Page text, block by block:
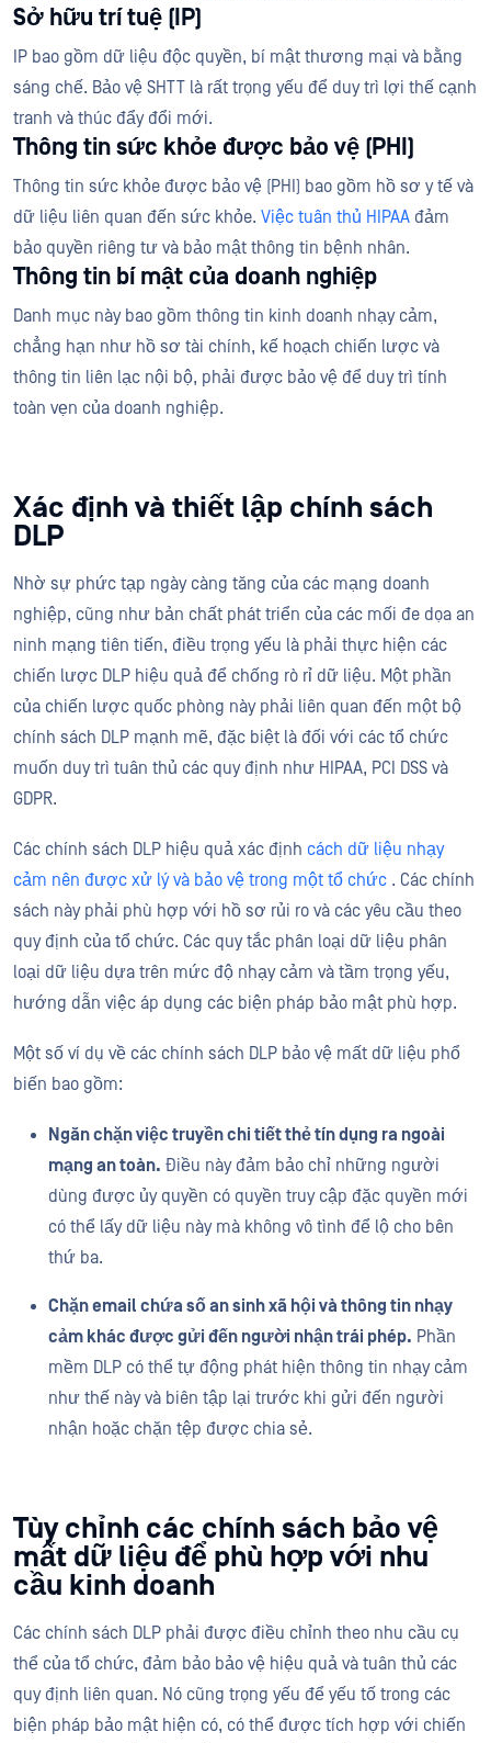
Sở hữu trí tuệ (IP)
IP bao gồm dữ liệu độc quyền, bí mật thương mại và bằng
sáng chế. Bảo vệ SHTT là rất trọng yếu để duy trì lợi thế cạnh
tranh và thúc đẩy đổi mới.
Thông tin sức khỏe được bảo vệ (PHI)
Thông tin sức khỏe được bảo vệ (PHI) bao gồm hồ sơ y tế và
dữ liệu liên quan đến sức khỏe. Việc tuân thủ HIPAA đảm
bảo quyền riêng tư và bảo mật thông tin bệnh nhân.
Thông tin bí mật của doanh nghiệp
Danh mục này bao gồm thông tin kinh doanh nhạy cảm,
chẳng hạn như hồ sơ tài chính, kế hoạch chiến lược và
thông tin liên lạc nội bộ, phải được bảo vệ để duy trì tính
toàn vẹn của doanh nghiệp.
Xác định và thiết lập chính sách
DLP
Nhờ sự phức tạp ngày càng tăng của các mạng doanh
nghiệp, cũng như bản chất phát triển của các mối đe dọa an
ninh mạng tiên tiến, điều trọng yếu là phải thực hiện các
chiến lược DLP hiệu quả để chống rò rỉ dữ liệu. Một phần
của chiến lược quốc phòng này phải liên quan đến một bộ
chính sách DLP mạnh mẽ, đặc biệt là đối với các tổ chức
muốn duy trì tuân thủ các quy định như HIPAA, PCI DSS và
GDPR.
Các chính sách DLP hiệu quả xác định cách dữ liệu nhạy
cảm nên được xử lý và bảo vệ trong một tổ chức . Các chính
sách này phải phù hợp với hồ sơ rủi ro và các yêu cầu theo
quy định của tổ chức. Các quy tắc phân loại dữ liệu phân
loại dữ liệu dựa trên mức độ nhạy cảm và tầm trọng yếu,
hướng dẫn việc áp dụng các biện pháp bảo mật phù hợp.
Một số ví dụ về các chính sách DLP bảo vệ mất dữ liệu phổ
biến bao gồm:
Ngăn chặn việc truyền chi tiết thẻ tín dụng ra ngoài
mạng an toàn. Điều này đảm bảo chỉ những người
dùng được ủy quyền có quyền truy cập đặc quyền mới
có thể lấy dữ liệu này mà không vô tình để lộ cho bên
thứ ba.
Chặn email chứa số an sinh xã hội và thông tin nhạy
cảm khác được gửi đến người nhận trái phép. Phần
mềm DLP có thể tự động phát hiện thông tin nhạy cảm
như thế này và biên tập lại trước khi gửi đến người
nhận hoặc chặn tệp được chia sẻ.
Tùy chỉnh các chính sách bảo vệ
mất dữ liệu để phù hợp với nhu
cầu kinh doanh
Các chính sách DLP phải được điều chỉnh theo nhu cầu cụ
thể của tổ chức, đảm bảo bảo vệ hiệu quả và tuân thủ các
quy định liên quan. Nó cũng trọng yếu để yếu tố trong các
biện pháp bảo mật hiện có, có thể được tích hợp với chiến